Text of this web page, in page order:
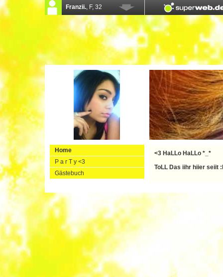
Home
P a r T y <3
Gästebuch
<3 HaLLo HaLLo *_*
ToLL Das iihr hiier seiit